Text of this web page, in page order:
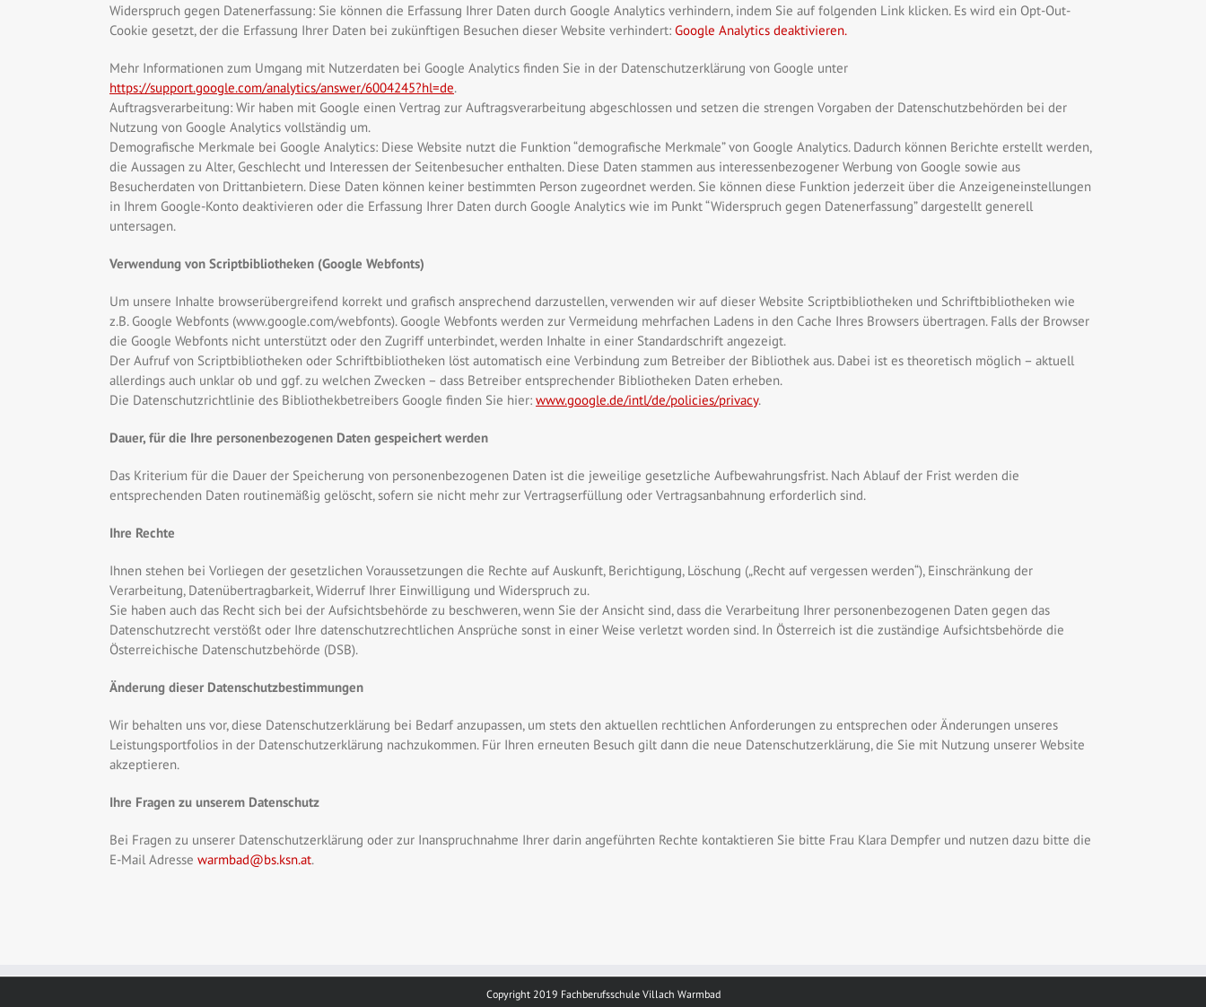
Widerspruch gegen Datenerfassung: Sie können die Erfassung Ihrer Daten durch Google Analytics verhindern, indem Sie auf folgenden Link klicken. Es wird ein Opt-Out-
Cookie gesetzt, der die Erfassung Ihrer Daten bei zukünftigen Besuchen dieser Website verhindert: Google Analytics deaktivieren.
Mehr Informationen zum Umgang mit Nutzerdaten bei Google Analytics finden Sie in der Datenschutzerklärung von Google unter
https://support.google.com/analytics/answer/6004245?hl=de.
Auftragsverarbeitung: Wir haben mit Google einen Vertrag zur Auftragsverarbeitung abgeschlossen und setzen die strengen Vorgaben der Datenschutzbehörden bei der
Nutzung von Google Analytics vollständig um.
Demografische Merkmale bei Google Analytics: Diese Website nutzt die Funktion “demografische Merkmale” von Google Analytics. Dadurch können Berichte erstellt werden,
die Aussagen zu Alter, Geschlecht und Interessen der Seitenbesucher enthalten. Diese Daten stammen aus interessenbezogener Werbung von Google sowie aus
Besucherdaten von Drittanbietern. Diese Daten können keiner bestimmten Person zugeordnet werden. Sie können diese Funktion jederzeit über die Anzeigeneinstellungen
in Ihrem Google-Konto deaktivieren oder die Erfassung Ihrer Daten durch Google Analytics wie im Punkt “Widerspruch gegen Datenerfassung” dargestellt generell
untersagen.
Verwendung von Scriptbibliotheken (Google Webfonts)
Um unsere Inhalte browserübergreifend korrekt und grafisch ansprechend darzustellen, verwenden wir auf dieser Website Scriptbibliotheken und Schriftbibliotheken wie
z.B. Google Webfonts (www.google.com/webfonts). Google Webfonts werden zur Vermeidung mehrfachen Ladens in den Cache Ihres Browsers übertragen. Falls der Browser
die Google Webfonts nicht unterstützt oder den Zugriff unterbindet, werden Inhalte in einer Standardschrift angezeigt.
Der Aufruf von Scriptbibliotheken oder Schriftbibliotheken löst automatisch eine Verbindung zum Betreiber der Bibliothek aus. Dabei ist es theoretisch möglich – aktuell
allerdings auch unklar ob und ggf. zu welchen Zwecken – dass Betreiber entsprechender Bibliotheken Daten erheben.
Die Datenschutzrichtlinie des Bibliothekbetreibers Google finden Sie hier: www.google.de/intl/de/policies/privacy.
Dauer, für die Ihre personenbezogenen Daten gespeichert werden
Das Kriterium für die Dauer der Speicherung von personenbezogenen Daten ist die jeweilige gesetzliche Aufbewahrungsfrist. Nach Ablauf der Frist werden die
entsprechenden Daten routinemäßig gelöscht, sofern sie nicht mehr zur Vertragserfüllung oder Vertragsanbahnung erforderlich sind.
Ihre Rechte
Ihnen stehen bei Vorliegen der gesetzlichen Voraussetzungen die Rechte auf Auskunft, Berichtigung, Löschung („Recht auf vergessen werden“), Einschränkung der
Verarbeitung, Datenübertragbarkeit, Widerruf Ihrer Einwilligung und Widerspruch zu.
Sie haben auch das Recht sich bei der Aufsichtsbehörde zu beschweren, wenn Sie der Ansicht sind, dass die Verarbeitung Ihrer personenbezogenen Daten gegen das
Datenschutzrecht verstößt oder Ihre datenschutzrechtlichen Ansprüche sonst in einer Weise verletzt worden sind. In Österreich ist die zuständige Aufsichtsbehörde die
Österreichische Datenschutzbehörde (DSB).
Änderung dieser Datenschutzbestimmungen
Wir behalten uns vor, diese Datenschutzerklärung bei Bedarf anzupassen, um stets den aktuellen rechtlichen Anforderungen zu entsprechen oder Änderungen unseres
Leistungsportfolios in der Datenschutzerklärung nachzukommen. Für Ihren erneuten Besuch gilt dann die neue Datenschutzerklärung, die Sie mit Nutzung unserer Website
akzeptieren.
Ihre Fragen zu unserem Datenschutz
Bei Fragen zu unserer Datenschutzerklärung oder zur Inanspruchnahme Ihrer darin angeführten Rechte kontaktieren Sie bitte Frau Klara Dempfer und nutzen dazu bitte die
E-Mail Adresse warmbad@bs.ksn.at.
Copyright 2019 Fachberufsschule Villach Warmbad